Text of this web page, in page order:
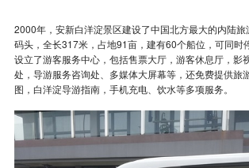
2000年，安新白洋淀景区建设了中国北方最大的内陆
码头，全长317米，占地91亩，建有60个船位，可同时
设立了游客服务中心，包括售票大厅，游客休息厅，影
处，导游服务咨询处、多媒体大屏幕等，还免费提供旅
图，白洋淀导游指南，手机充电、饮水等多项服务。